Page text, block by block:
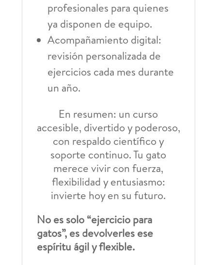
profesionales para quienes
ya disponen de equipo.
Acompañamiento digital:
revisión personalizada de
ejercicios cada mes durante
un año.
En resumen: un curso
accesible, divertido y poderoso,
con respaldo científico y
soporte continuo. Tu gato
merece vivir con fuerza,
flexibilidad y entusiasmo:
invierte hoy en su futuro.
No es solo “ejercicio para
gatos”, es devolverles ese
espíritu ágil y flexible.